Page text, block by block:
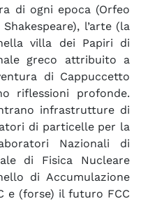
di ogni epoca (Orfeo
l’arte (la
villa dei Papiri di
greco attribuito a
di Cappuccetto
riflessioni profonde.
infrastrutture di
di particelle per la
Nazionali di
di Fisica Nucleare
di Accumulazione
e (forse) il futuro FCC